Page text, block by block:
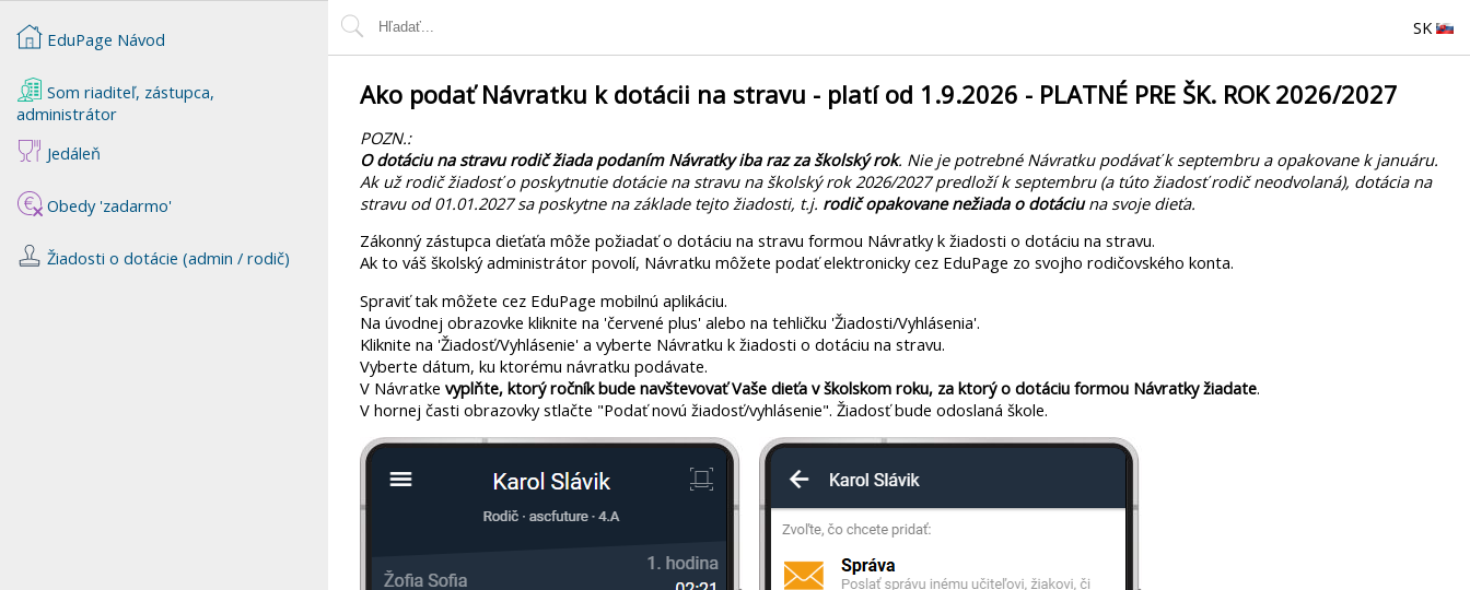
SK
Ako podať Návratku k dotácii na stravu - platí od 1.9.2026 - PLATNÉ PRE ŠK. ROK 2026/2027
POZN.:
O dotáciu na stravu rodič žiada podaním Návratky iba raz za školský rok. Nie je potrebné Návratku podávať k septembru a opakovane k januáru.
Ak už rodič žiadosť o poskytnutie dotácie na stravu na školský rok 2026/2027 predloží k septembru (a túto žiadosť rodič neodvolaná), dotácia na
stravu od 01.01.2027 sa poskytne na základe tejto žiadosti, t.j. rodič opakovane nežiada o dotáciuna svoje dieťa.
Zákonný zástupca dieťaťa môže požiadať o dotáciu na stravu formou Návratky k žiadosti o dotáciu na stravu.
Ak to váš školský administrátor povolí, Návratku môžete podať elektronicky cez EduPage zo svojho rodičovského konta.
Spraviť tak môžete cez EduPage mobilnú aplikáciu.
Na úvodnej obrazovke kliknite na 'červené plus' alebo na tehličku 'Žiadosti/Vyhlásenia'.
Kliknite na 'Žiadosť/Vyhlásenie' a vyberte Návratku k žiadosti o dotáciu na stravu.
Vyberte dátum, ku ktorému návratku podávate.
V Návratke vyplňte, ktorý ročník bude navštevovať Vaše dieťa v školskom roku, za ktorý o dotáciu formou Návratky žiadate.
V hornej časti obrazovky stlačte "Podať novú žiadosť/vyhlásenie". Žiadosť bude odoslaná škole.
EduPage Návod
Som riaditeľ, zástupca,
administrátor
Jedáleň
Obedy 'zadarmo'
Žiadosti o dotácie (admin / rodič)